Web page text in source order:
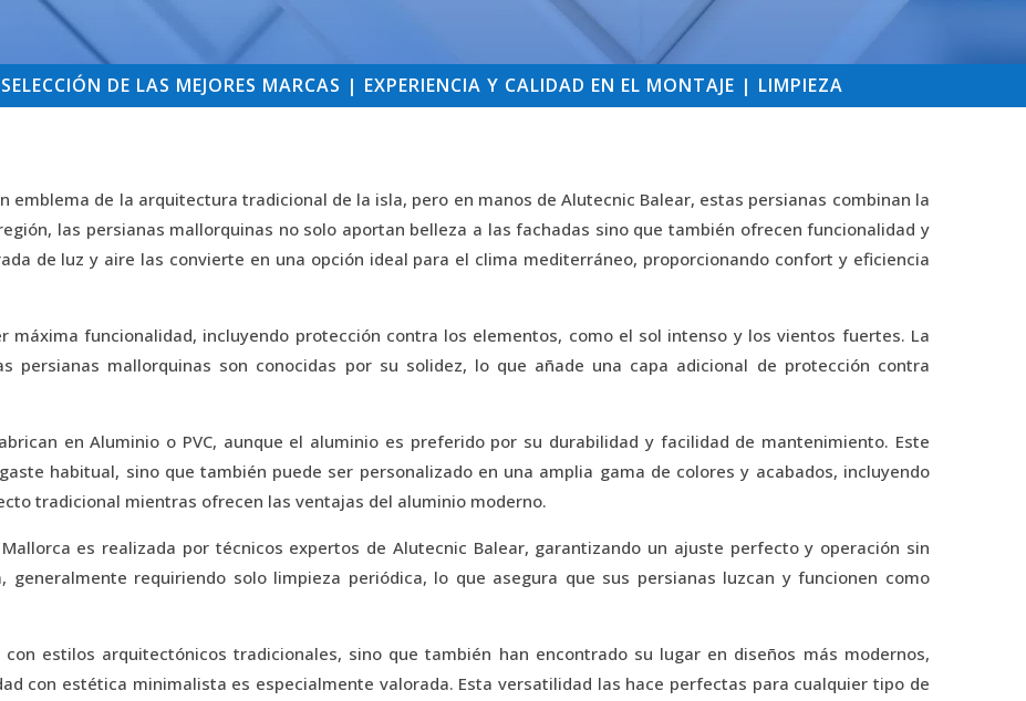
DE LAS MEJORES MARCAS | EXPERIENCIA Y CALIDAD EN EL MONTAJE | LIMPIEZA
emblema de la arquitectura tradicional de la isla, pero en manos de Alutecnic Balear, estas persianas combinan la
las persianas mallorquinas no solo aportan belleza a las fachadas sino que también ofrecen funcionalidad y
de luz y aire las convierte en una opción ideal para el clima mediterráneo, proporcionando confort y eficiencia
máxima funcionalidad, incluyendo protección contra los elementos, como el sol intenso y los vientos fuertes. La
persianas mallorquinas son conocidas por su solidez, lo que añade una capa adicional de protección contra
en Aluminio o PVC, aunque el aluminio es preferido por su durabilidad y facilidad de mantenimiento. Este
habitual, sino que también puede ser personalizado en una amplia gama de colores y acabados, incluyendo
tradicional mientras ofrecen las ventajas del aluminio moderno.
es realizada por técnicos expertos de Alutecnic Balear, garantizando un ajuste perfecto y operación sin
generalmente requiriendo solo limpieza periódica, lo que asegura que sus persianas luzcan y funcionen como
estilos arquitectónicos tradicionales, sino que también han encontrado su lugar en diseños más modernos,
con estética minimalista es especialmente valorada. Esta versatilidad las hace perfectas para cualquier tipo de